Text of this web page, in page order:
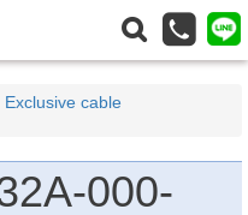
Exclusive cable
000-